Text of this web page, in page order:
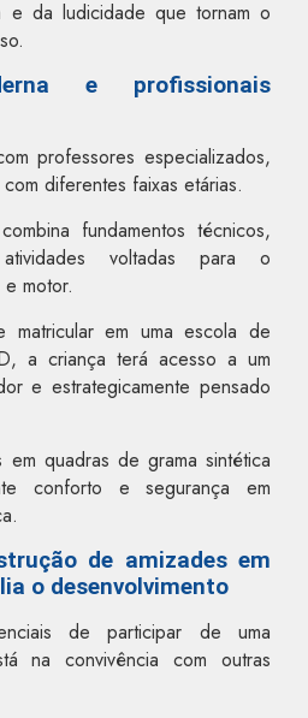
e da ludicidade que tornam o
e profissionais
professores especializados,
diferentes faixas etárias.
fundamentos técnicos,
voltadas para o
motor.
em uma escola de
a criança terá acesso a um
e estrategicamente pensado
quadras de grama sintética
conforto e segurança em
de amizades em
o desenvolvimento
de participar de uma
na convivência com outras